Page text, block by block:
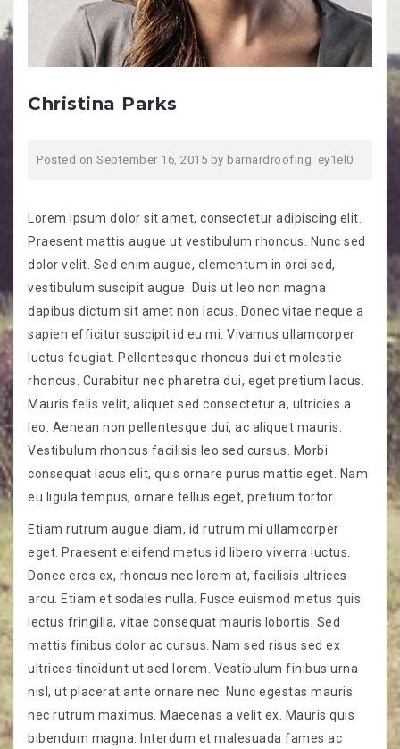
Christina Parks
Posted on September 16, 2015 by barnardroofing_ey1el0
Lorem ipsum dolor sit amet, consectetur adipiscing elit.
Praesent mattis augue ut vestibulum rhoncus. Nunc sed
dolor velit. Sed enim augue, elementum in orci sed,
vestibulum suscipit augue. Duis ut leo non magna
dapibus dictum sit amet non lacus. Donec vitae neque a
sapien efficitur suscipit id eu mi. Vivamus ullamcorper
luctus feugiat. Pellentesque rhoncus dui et molestie
rhoncus. Curabitur nec pharetra dui, eget pretium lacus.
Mauris felis velit, aliquet sed consectetur a, ultricies a
leo. Aenean non pellentesque dui, ac aliquet mauris.
Vestibulum rhoncus facilisis leo sed cursus. Morbi
consequat lacus elit, quis ornare purus mattis eget. Nam
eu ligula tempus, ornare tellus eget, pretium tortor.
Etiam rutrum augue diam, id rutrum mi ullamcorper
eget. Praesent eleifend metus id libero viverra luctus.
Donec eros ex, rhoncus nec lorem at, facilisis ultrices
arcu. Etiam et sodales nulla. Fusce euismod metus quis
lectus fringilla, vitae consequat mauris lobortis. Sed
mattis finibus dolor ac cursus. Nam sed risus sed ex
ultrices tincidunt ut sed lorem. Vestibulum finibus urna
nisl, ut placerat ante ornare nec. Nunc egestas mauris
nec rutrum maximus. Maecenas a velit ex. Mauris quis
bibendum magna. Interdum et malesuada fames ac